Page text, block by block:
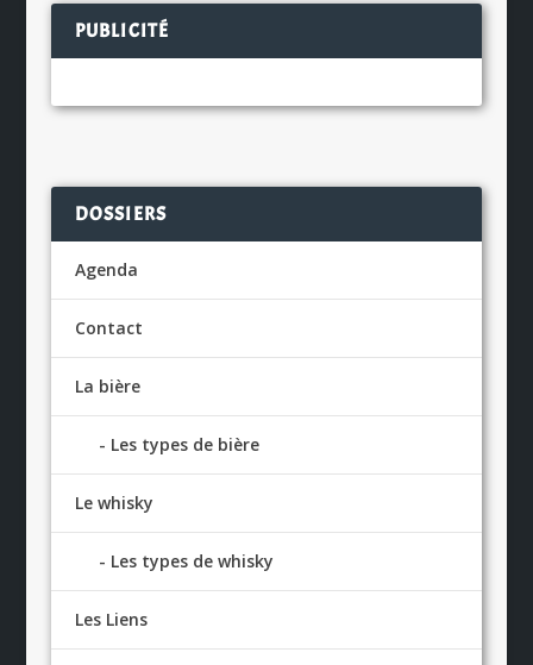
PUBLICITÉ
DOSSIERS
Agenda
Contact
La bière
Les types de bière
Le whisky
Les types de whisky
Les Liens